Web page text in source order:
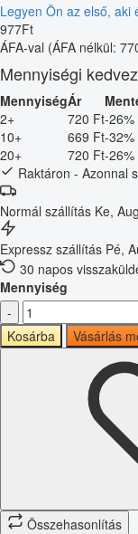
Legyen Ön az első, aki
977Ft
ÁFA-val (ÁFA nélkül:
Mennyiségi
MennyiségÁr
2+
720 Ft-26%
10+
669 Ft-32%
20+
720 Ft-26%
Raktáron - Azonnal
Normál szállítás Ke,
Expressz szállítás Pé,
30 napos
Mennyiség
-
Kosárba
Vásárlás
Összehasonlítás